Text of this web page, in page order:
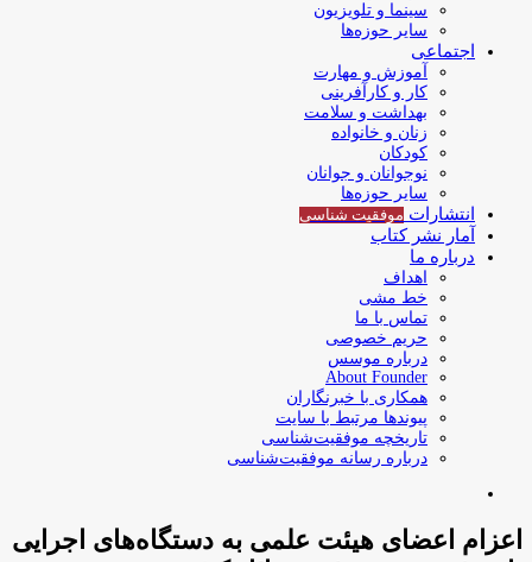
سینما و تلویزیون
سایر حوزه‌ها
اجتماعی
آموزش و مهارت
کار و کارآفرینی
بهداشت و سلامت
زنان و خانواده
کودکان
نوجوانان و جوانان
سایر حوزه‌ها
انتشارات موفقیت‌ شناسی
آمار نشر کتاب
درباره ما
اهداف
خط مشی
تماس با ما
حریم خصوصی
درباره موسس
About Founder
همکاری با خبرنگاران
پیوندها مرتبط با سایت
تاریخچه موفقیت‌شناسی
درباره رسانه موفقیت‌شناسی
اعزام اعضای هیئت علمی به دستگاه‌های اجرایی